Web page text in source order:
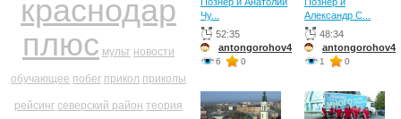
краснодар
плюс мульт новости
обучающее побег прикол приколы
рейсинг северский район теория
Чу...
52:35
antongorohov4
6 0
Александр С...
48:34
antongorohov4
1 0